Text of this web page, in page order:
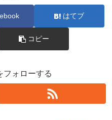
はてブ
コピー
フォローする